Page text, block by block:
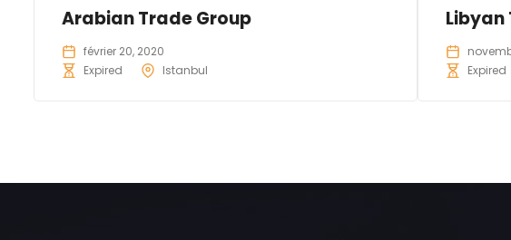
Arabian Trade Group
février 20, 2020
Expired
Istanbul
Libyan
Expired